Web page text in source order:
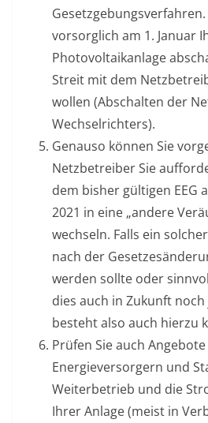
vorsorglich am 1. Januar
Photovoltaikanlage
Streit mit dem
wollen (Abschalten der
Wechselrichters).
Genauso können Sie
Netzbetreiber Sie
dem bisher gültigen EEG
2021 in eine „andere
wechseln. Falls ein
nach der
werden sollte oder
dies auch in Zukunft
besteht also auch hierzu
Prüfen Sie auch
Energieversorgern und
Weiterbetrieb und die
Ihrer Anlage (meist in